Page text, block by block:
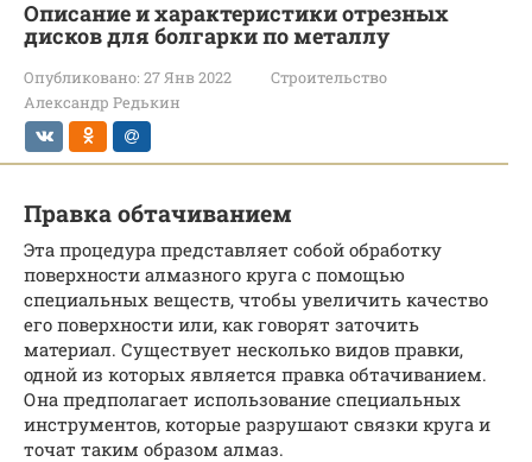
Описание и характеристики отрезных
дисков для болгарки по металлу
Опубликовано: 27 Янв 2022
Строительство
Александр Редькин
Правка обтачиванием
Эта процедура представляет собой обработку
поверхности алмазного круга с помощью
специальных веществ, чтобы увеличить качество
его поверхности или, как говорят заточить
материал. Существует несколько видов правки,
одной из которых является правка обтачиванием.
Она предполагает использование специальных
инструментов, которые разрушают связки круга и
точат таким образом алмаз.